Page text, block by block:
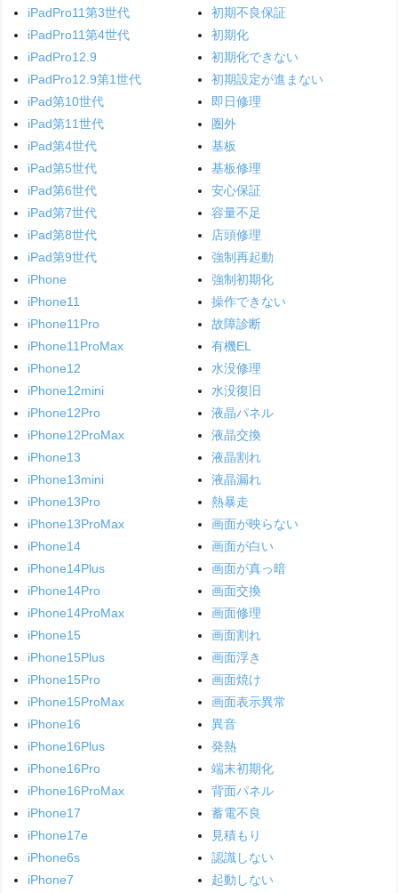
iPadPro11第3世代
iPadPro11第4世代
iPadPro12.9
iPadPro12.9第1世代
iPad第10世代
iPad第11世代
iPad第4世代
iPad第5世代
iPad第6世代
iPad第7世代
iPad第8世代
iPad第9世代
iPhone
iPhone11
iPhone11Pro
iPhone11ProMax
iPhone12
iPhone12mini
iPhone12Pro
iPhone12ProMax
iPhone13
iPhone13mini
iPhone13Pro
iPhone13ProMax
iPhone14
iPhone14Plus
iPhone14Pro
iPhone14ProMax
iPhone15
iPhone15Plus
iPhone15Pro
iPhone15ProMax
iPhone16
iPhone16Plus
iPhone16Pro
iPhone16ProMax
iPhone17
iPhone17e
iPhone6s
iPhone7
初期不良保証
初期化
初期化できない
初期設定が進まない
即日修理
圏外
基板
基板修理
安心保証
容量不足
店頭修理
強制再起動
強制初期化
操作できない
故障診断
有機EL
水没修理
水没復旧
液晶パネル
液晶交換
液晶割れ
液晶漏れ
熱暴走
画面が映らない
画面が白い
画面が真っ暗
画面交換
画面修理
画面割れ
画面浮き
画面焼け
画面表示異常
異音
発熱
端末初期化
背面パネル
蓄電不良
見積もり
認識しない
起動しない